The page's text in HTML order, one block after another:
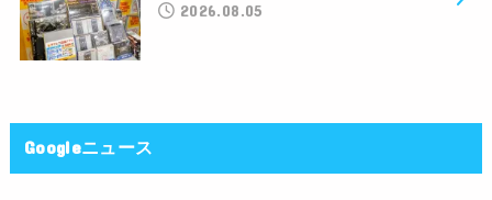
2026.08.05
Googleニュース